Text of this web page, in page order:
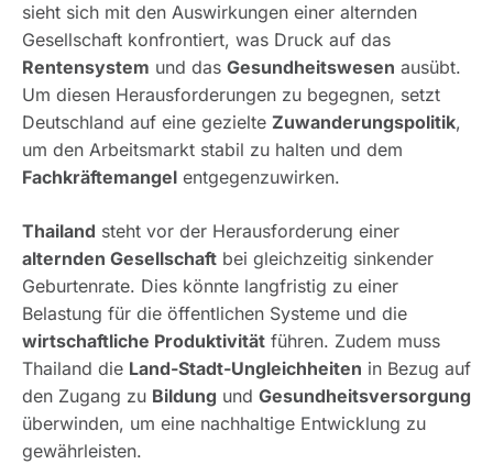
sieht sich mit den Auswirkungen einer alternden
Gesellschaft konfrontiert, was Druck auf das
Rentensystem und das Gesundheitswesen ausübt.
Um diesen Herausforderungen zu begegnen, setzt
Deutschland auf eine gezielte Zuwanderungspolitik,
um den Arbeitsmarkt stabil zu halten und dem
Fachkräftemangel entgegenzuwirken.
Thailand steht vor der Herausforderung einer
alternden Gesellschaft bei gleichzeitig sinkender
Geburtenrate. Dies könnte langfristig zu einer
Belastung für die öffentlichen Systeme und die
wirtschaftliche Produktivität führen. Zudem muss
Thailand die Land-Stadt-Ungleichheiten in Bezug auf
den Zugang zu Bildung und Gesundheitsversorgung
überwinden, um eine nachhaltige Entwicklung zu
gewährleisten.